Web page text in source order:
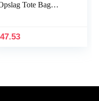
Tote Bag
47.53